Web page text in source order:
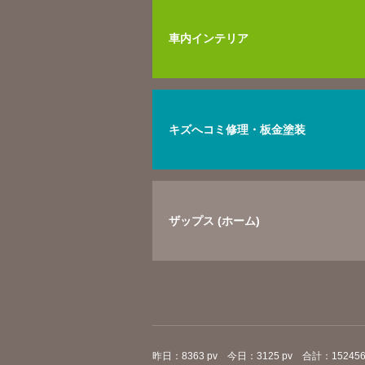
車内インテリア
キズへコミ修理・板金塗装
ザップス (ホーム)
昨日：8363 pv 今日：3125 pv 合計：